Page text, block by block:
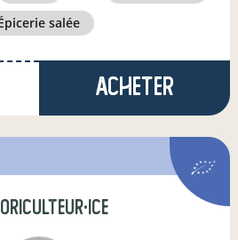
épicerie salée
Acheter